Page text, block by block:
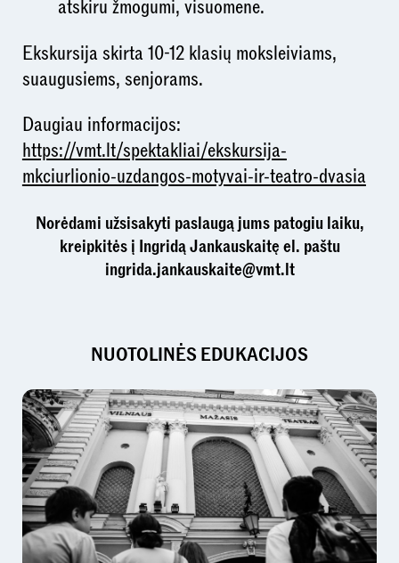
atskiru žmogumi, visuomene.
Ekskursija skirta 10-12 klasių moksleiviams,
suaugusiems, senjorams.
Daugiau informacijos:
https://vmt.lt/spektakliai/ekskursija-
mkciurlionio-uzdangos-motyvai-ir-teatro-dvasia
Norėdami užsisakyti paslaugą jums patogiu laiku,
kreipkitės į Ingridą Jankauskaitę el. paštu
ingrida.jankauskaite@vmt.lt
NUOTOLINĖS EDUKACIJOS